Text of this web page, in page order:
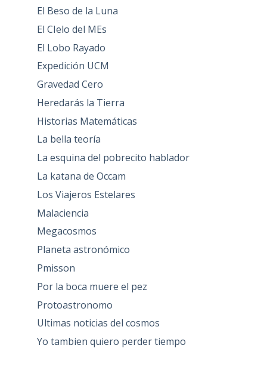
El Beso de la Luna
El CIelo del MEs
El Lobo Rayado
Expedición UCM
Gravedad Cero
Heredarás la Tierra
Historias Matemáticas
La bella teoría
La esquina del pobrecito hablador
La katana de Occam
Los Viajeros Estelares
Malaciencia
Megacosmos
Planeta astronómico
Pmisson
Por la boca muere el pez
Protoastronomo
Ultimas noticias del cosmos
Yo tambien quiero perder tiempo